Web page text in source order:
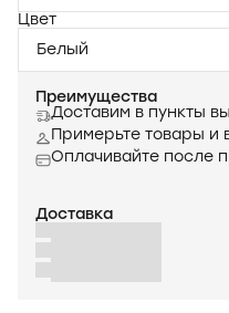
Цвет
Белый
Преимущества
Доставим в пункты
Примерьте товары и
Оплачивайте после
Доставка